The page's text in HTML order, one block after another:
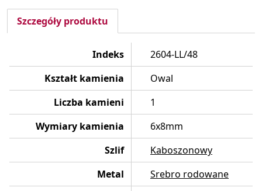
Szczegóły produktu
Indeks
2604-LL/48
Kształt kamienia
Owal
Liczba kamieni
1
Wymiary kamienia
6x8mm
Szlif
Kaboszonowy
Metal
Srebro rodowane